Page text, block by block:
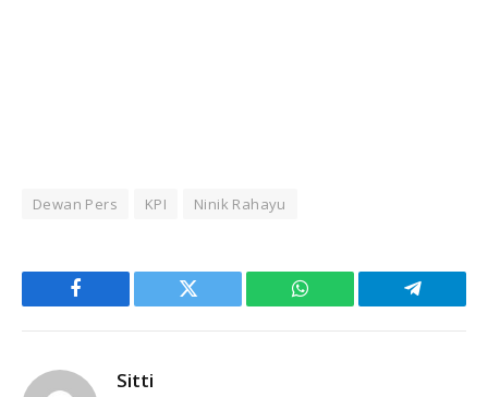
Dewan Pers KPI Ninik Rahayu
Facebook Twitter WhatsApp Telegram
Sitti